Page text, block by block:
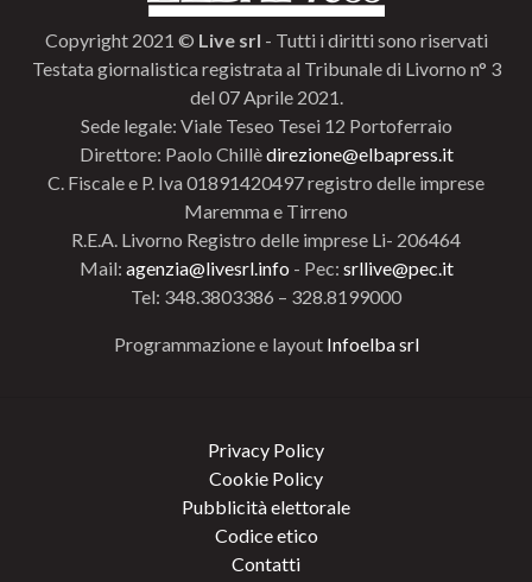
Copyright 2021 © Live srl - Tutti i diritti sono riservati
Testata giornalistica registrata al Tribunale di Livorno n° 3
del 07 Aprile 2021.
Sede legale: Viale Teseo Tesei 12 Portoferraio
Direttore: Paolo Chillèdirezione@elbapress.it
C. Fiscale e P. Iva 01891420497 registro delle imprese
Maremma e Tirreno
R.E.A. Livorno Registro delle imprese Li- 206464
Mail: agenzia@livesrl.info - Pec: srllive@pec.it
Tel: 348.3803386 – 328.8199000
Programmazione e layout Infoelba srl
Privacy Policy
Cookie Policy
Pubblicità elettorale
Codice etico
Contatti